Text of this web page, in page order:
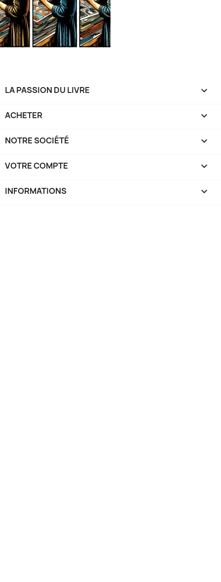
LA PASSION DU LIVRE 
ACHETER 
NOTRE SOCIÉTÉ 
VOTRE COMPTE 
INFORMATIONS keyboard_arrow_down